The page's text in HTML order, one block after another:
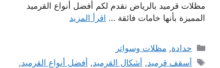
مظلات قرميد بالرياض نقدم لكم أفضل أنواع القرميد
المميزة بأنها خامات فائقة … اقرأ المزيد
التصنيفات
حدادة, مظلات وسواتر
الوسوم
أسقف قرميد, أشكال القرميد, أفضل أنواع القرميد,